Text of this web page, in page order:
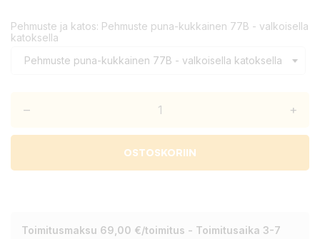
Pehmuste ja katos: Pehmuste puna-kukkainen 77B - valkoisella
katoksella
– +
OSTOSKORIIN
Toimitusmaksu 69,00 €/toimitus - Toimitusaika 3-7